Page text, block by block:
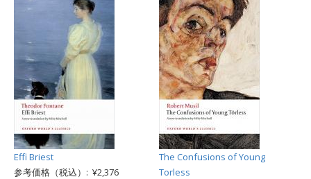
Effi Briest
参考価格（税込）: ¥2,376
The Confusions of Young
Torless